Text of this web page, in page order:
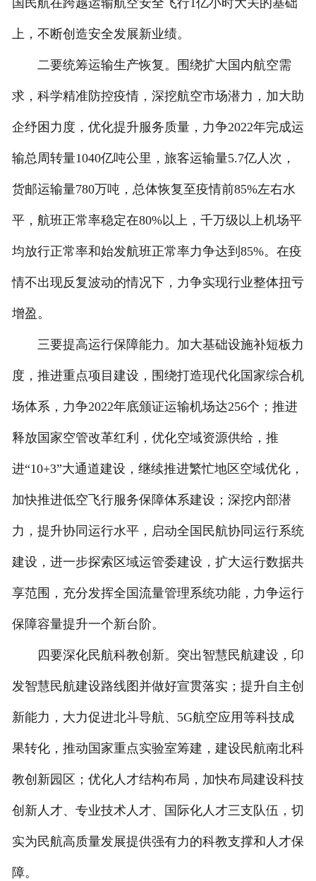
国民航在跨越运输航空安全飞行1亿小时大关的基础
上，不断创造安全发展新业绩。
二要统筹运输生产恢复。围绕扩大国内航空需
求，科学精准防控疫情，深挖航空市场潜力，加大助
企纾困力度，优化提升服务质量，力争2022年完成运
输总周转量1040亿吨公里，旅客运输量5.7亿人次，
货邮运输量780万吨，总体恢复至疫情前85%左右水
平，航班正常率稳定在80%以上，千万级以上机场平
均放行正常率和始发航班正常率力争达到85%。在疫
情不出现反复波动的情况下，力争实现行业整体扭亏
增盈。
三要提高运行保障能力。加大基础设施补短板力
度，推进重点项目建设，围绕打造现代化国家综合机
场体系，力争2022年底颁证运输机场达256个；推进
释放国家空管改革红利，优化空域资源供给，推
进“10+3”大通道建设，继续推进繁忙地区空域优化，
加快推进低空飞行服务保障体系建设；深挖内部潜
力，提升协同运行水平，启动全国民航协同运行系统
建设，进一步探索区域运管委建设，扩大运行数据共
享范围，充分发挥全国流量管理系统功能，力争运行
保障容量提升一个新台阶。
四要深化民航科教创新。突出智慧民航建设，印
发智慧民航建设路线图并做好宣贯落实；提升自主创
新能力，大力促进北斗导航、5G航空应用等科技成
果转化，推动国家重点实验室筹建，建设民航南北科
教创新园区；优化人才结构布局，加快布局建设科技
创新人才、专业技术人才、国际化人才三支队伍，切
实为民航高质量发展提供强有力的科教支撑和人才保
障。